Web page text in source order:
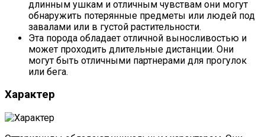
длинным ушкам и отличным чувствам они могут
обнаружить потерянные предметы или людей под
завалами или в густой растительности.
Эта порода обладает отличной выносливостью и
может проходить длительные дистанции. Они
могут быть отличными партнерами для прогулок
или бега.
Характер